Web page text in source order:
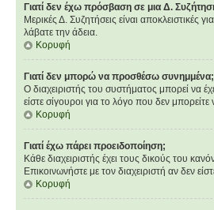
Γιατί δεν έχω πρόσβαση σε μια Δ.
Μερικές Δ. Συζητήσεις είναι αποκλειστικές
λάβατε την άδεια.
Κορυφή
Γιατί δεν μπορώ να προσθέσω συνημμένα;
Ο διαχειριστής του συστήματος μπορεί να
είστε σίγουροι για το λόγο που δεν
Κορυφή
Γιατί έχω πάρει προειδοποίηση;
Κάθε διαχειριστής έχει τους δικούς του
Επικοινωνήστε με τον διαχειριστή αν δεν
Κορυφή